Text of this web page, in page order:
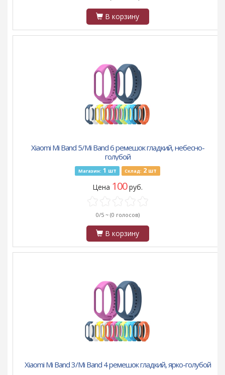
В корзину
Xiaomi Mi Band 5/Mi Band 6 ремешок гладкий, небесно-
голубой
Магазин: 1 шт Склад: 2 шт
Цена 100руб.
0/5 ~ (0 голосов)
В корзину
Xiaomi Mi Band 3/Mi Band 4 ремешок гладкий, ярко-голубой